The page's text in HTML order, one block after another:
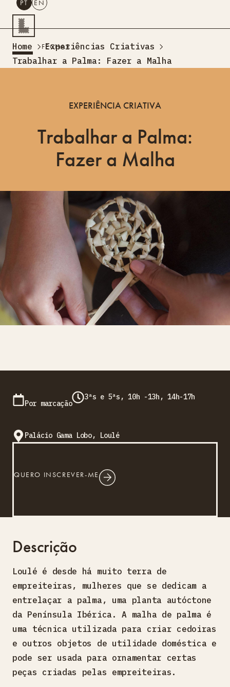
PESQUISAR
PT EN
Residências Criativas
A Acontecer
PT EN
FECHAR
Home
Experiências Criativas
Trabalhar a Palma: Fazer a Malha
EXPERIÊNCIA CRIATIVA
Trabalhar a Palma:
Fazer a Malha
Por marcação
3ªs e 5ªs, 10h -13h, 14h-17h
Palácio Gama Lobo, Loulé
QUERO INSCREVER-ME
Descrição
Loulé é desde há muito terra de
empreiteiras, mulheres que se dedicam a
entrelaçar a palma, uma planta autóctone
da Península Ibérica. A malha de palma é
uma técnica utilizada para criar cedoiras
e outros objetos de utilidade doméstica e
pode ser usada para ornamentar certas
peças criadas pelas empreiteiras.